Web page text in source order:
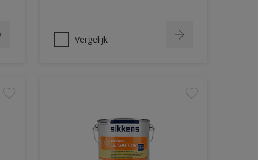
Vergelijk